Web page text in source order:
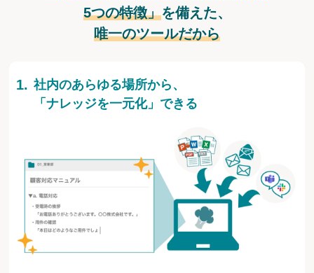
5つの特徴」を備えた、
唯一のツールだから
社内のあらゆる場所から、
「ナレッジを一元化」できる